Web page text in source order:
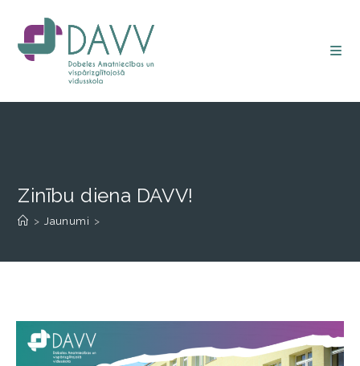
Zinību diena DAVV!
> Jaunumi >